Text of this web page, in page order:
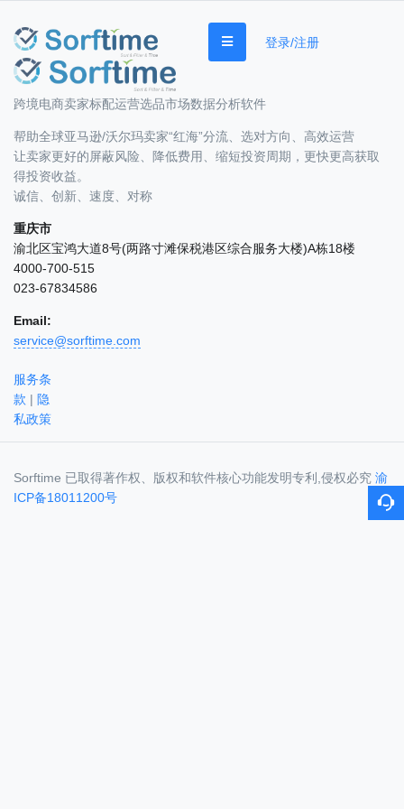
登录/注册
跨境电商卖家标配运营选品市场数据分析软件
帮助全球亚马逊/沃尔玛卖家“红海”分流、选对方向、高效运营
让卖家更好的屏蔽风险、降低费用、缩短投资周期，更快更高获取
得投资收益。
诚信、创新、速度、对称
重庆市
渝北区宝鸿大道8号(两路寸滩保税港区综合服务大楼)A栋18楼
4000-700-515
023-67834586
Email:
service@sorftime.com
服务条
款 | 隐
私政策
Sorftime 已取得著作权、版权和软件核心功能发明专利,侵权必究 渝
ICP备18011200号